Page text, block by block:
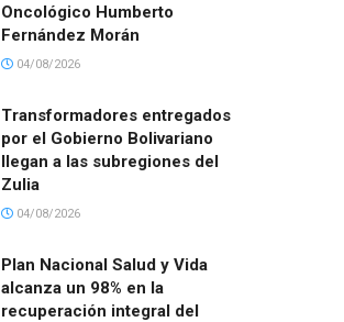
Oncológico Humberto
Fernández Morán
04/08/2026
Transformadores entregados
por el Gobierno Bolivariano
llegan a las subregiones del
Zulia
04/08/2026
Plan Nacional Salud y Vida
alcanza un 98% en la
recuperación integral del